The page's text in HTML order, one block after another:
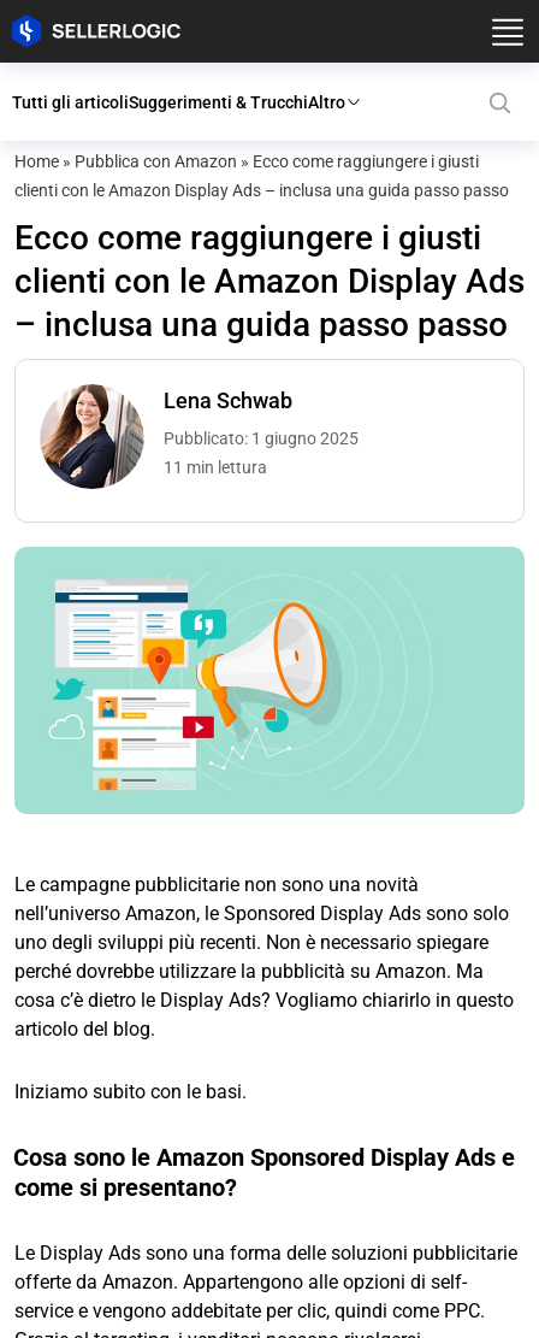
Tutti gli articoliSuggerimenti & TrucchiAltro
Home » Pubblica con Amazon » Ecco come raggiungere i giusti
clienti con le Amazon Display Ads – inclusa una guida passo passo
Ecco come raggiungere i giusti
clienti con le Amazon Display Ads
– inclusa una guida passo passo
Lena Schwab
Pubblicato: 1 giugno 2025
11 min lettura
Le campagne pubblicitarie non sono una novità
nell’universo Amazon, le Sponsored Display Ads sono solo
uno degli sviluppi più recenti. Non è necessario spiegare
perché dovrebbe utilizzare la pubblicità su Amazon. Ma
cosa c’è dietro le Display Ads? Vogliamo chiarirlo in questo
articolo del blog.
Iniziamo subito con le basi.
Cosa sono le Amazon Sponsored Display Ads e
come si presentano?
Le Display Ads sono una forma delle soluzioni pubblicitarie
offerte da Amazon. Appartengono alle opzioni di self-
service e vengono addebitate per clic, quindi come PPC.